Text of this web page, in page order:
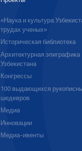
«Наука и культура
трудах ученых»
Историческая библиотека
Архитектурная эпиграфика
Узбекистана
Конгрессы
100 выдающихся
шедевров
Медиа
Инновации
Медиа-ивенты